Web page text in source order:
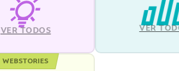
VER TODOS VER
WEBSTORIES